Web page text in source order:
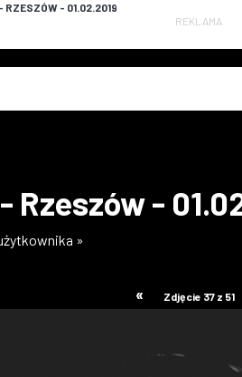
RZESZÓW - 01.02.2019
REKLAMA
-
»
« Zdjęcie 37 z 51